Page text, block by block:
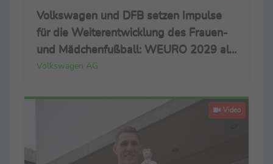
Volkswagen und DFB setzen Impulse
für die Weiterentwicklung des Frauen-
und Mädchenfußball: WEURO 2029 als
Chance für die Basis
Volkswagen AG
Video